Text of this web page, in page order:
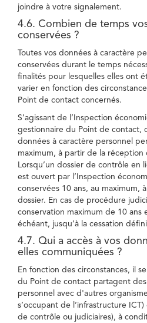
joindre à votre signalement.
4.6. Combien de temps
conservées ?
Toutes vos données à caractère
conservées durant le temps
finalités pour lesquelles elles ont
varier en fonction des
Point de contact concernés.
S’agissant de l’Inspection
gestionnaire du Point de contact,
données à caractère personnel
maximum, à partir de la réception
Lorsqu’un dossier de contrôle en
est ouvert par l’Inspection
conservées 10 ans, au maximum,
dossier. En cas de procédure
conservation maximum de 10 ans
échéant, jusqu’à la cessation
4.7. Qui a accès à vos
elles communiquées ?
En fonction des circonstances, il
du Point de contact partagent
personnel avec d'autres
s’occupant de l’infrastructure
de contrôle ou judiciaires), à